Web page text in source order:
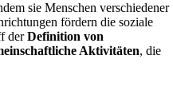
sie Menschen verschiedener
fördern die soziale
derDefinition von
Aktivitäten, die